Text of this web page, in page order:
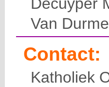
Van
Contact:
Katholiek